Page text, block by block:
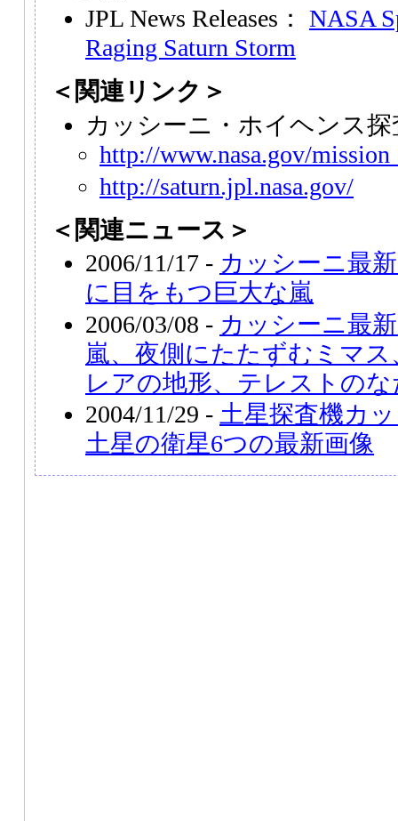
JPL News Releases： NASA
Raging Saturn Storm
＜関連リンク＞
カッシーニ・ホイヘンス探
http://www.nasa.gov/
http://saturn.jpl.nasa.gov/
＜関連ニュース＞
2006/11/17 - カッシーニ最
に目をもつ巨大な嵐
2006/03/08 - カッシーニ最
嵐、夜側にたたずむミマ
レアの地形、テレストの
2004/11/29 - 土星探査機カ
土星の衛星6つの最新画像